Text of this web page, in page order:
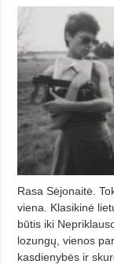
Rasa Sėjonaitė.
viena. Klasikinė
būtis iki
lozungų, vienos
kasdienybės ir